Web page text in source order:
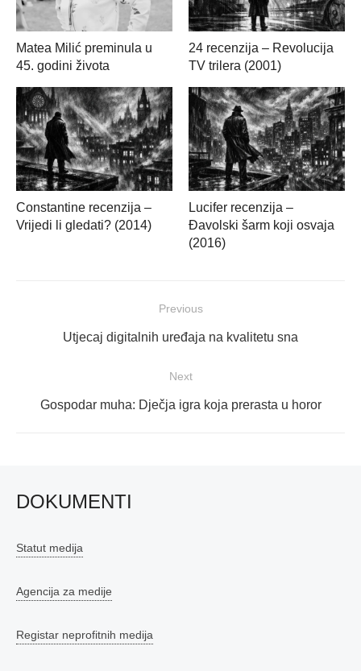
Matea Milić preminula u
45. godini života
24 recenzija – Revolucija
TV trilera (2001)
Constantine recenzija –
Vrijedi li gledati? (2014)
Lucifer recenzija –
Đavolski šarm koji osvaja
(2016)
objava
Previous
Previous
Utjecaj digitalnih uređaja na kvalitetu sna
Next
Next
Gospodar muha: Dječja igra koja prerasta u horor
DOKUMENTI
Statut medija
Agencija za medije
Registar neprofitnih medija